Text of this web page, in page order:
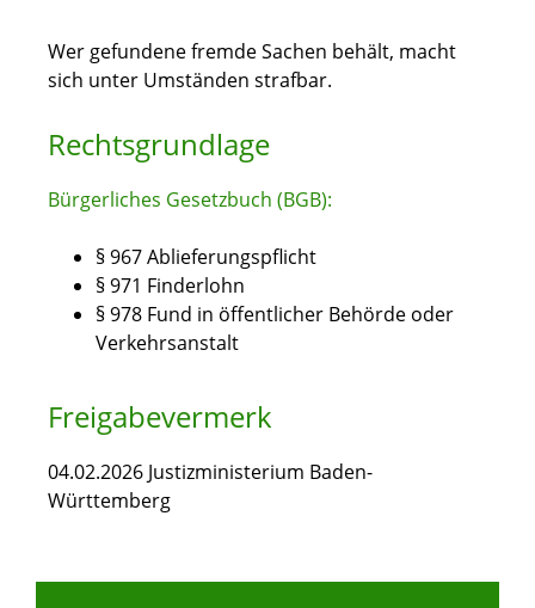
Wer gefundene fremde Sachen behält, macht
sich unter Umständen strafbar.
Rechtsgrundlage
Bürgerliches Gesetzbuch (BGB):
§ 967 Ablieferungspflicht
§ 971 Finderlohn
§ 978 Fund in öffentlicher Behörde oder
Verkehrsanstalt
Freigabevermerk
04.02.2026 Justizministerium Baden-
Württemberg